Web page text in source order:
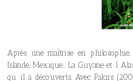
Après une maîtrise en
Islande, Mexique… La Guyane et l
qu il a découverts. Avec Fakirs